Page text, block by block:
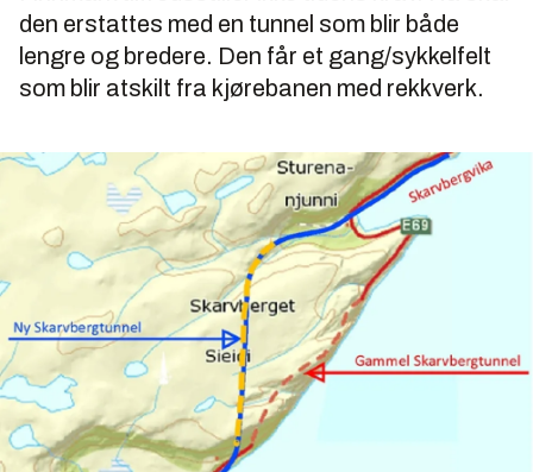
den erstattes med en tunnel som blir både
lengre og bredere. Den får et gang/sykkelfelt
som blir atskilt fra kjørebanen med rekkverk.